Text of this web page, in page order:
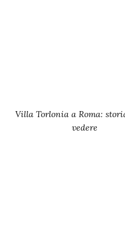
Villa Torlonia a Roma:
vedere